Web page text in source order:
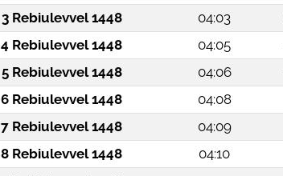
3 Rebiulevvel 1448 04:03
4 Rebiulevvel 1448 04:05
5 Rebiulevvel 1448 04:06
6 Rebiulevvel 1448 04:08
7 Rebiulevvel 1448 04:09
8 Rebiulevvel 1448 04:10